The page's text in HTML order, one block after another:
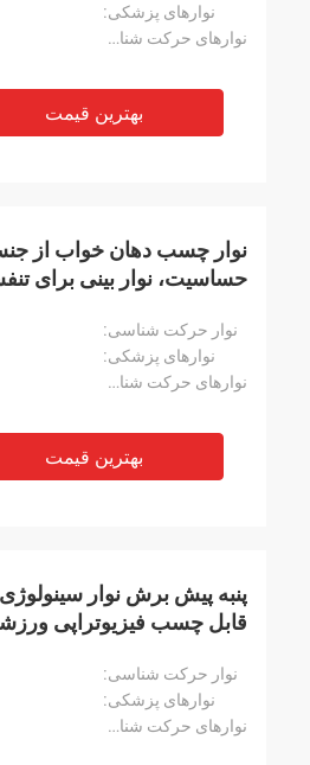
نوارهای پزشکی:
نوارهای حرکت شناسی:
بهترین قیمت
نوار چسب دهان خواب از
حساسیت، نوار بینی برای
نوار حرکت شناسی:
نوارهای پزشکی:
نوارهای حرکت شناسی:
بهترین قیمت
پنبه پیش برش نوار
قابل چسب فیزیوتراپی
نوار حرکت شناسی:
نوارهای پزشکی:
نوارهای حرکت شناسی: